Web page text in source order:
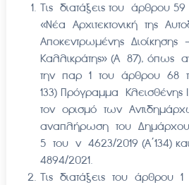
Τις διατάξεις του άρθρου
«Νέα Αρχιτεκτονική της
Αποκεντρωμένης Διοίκησης
Καλλικράτης» (Α 87), όπως
την παρ 1 του άρθρου 68
133) Πρόγραμμα
τον ορισμό των
αναπλήρωση του
5 του ν 4623/2019 (Α΄134)
4894/2021.
Τις διατάξεις του άρθρου